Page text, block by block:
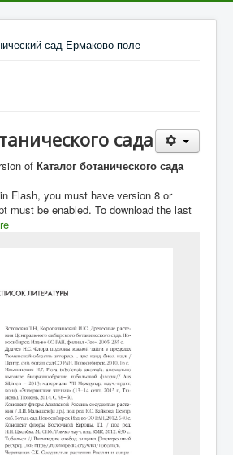
сада
of Каталог ботанического сада
Flash, you must have version 8 or
must be enabled. To download the last